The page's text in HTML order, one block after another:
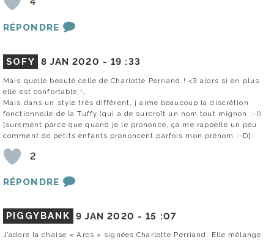
RÉPONDRE
SOFY 8 JAN 2020 -19 :33
Mais quelle beauté celle de Charlotte Perriand ! <3 alors si en plus
elle est confortable !…
Mais dans un style très différent, j aime beaucoup la discrétion
fonctionnelle de la Tuffy (qui a de surcroît un nom tout mignon ;-))
[surement parce que quand je le prononce, ça me rappelle un peu
comment de petits enfants prononcent parfois mon prénom :-D]
2
RÉPONDRE
PIGGYBANK 9 JAN 2020 -15 :07
J’adore la chaise « Arcs » signées Charlotte Perriand. Elle mélange